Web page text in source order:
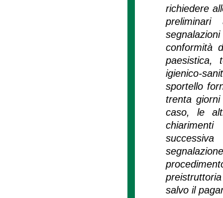
richiedere
preliminari
conformità
paesistica,
igienico-
sportello
trenta
caso, le
salvo il